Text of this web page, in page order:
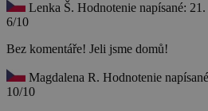
Lenka Š. Hodnotenie napísané:
6/10
Bez komentáře! Jeli jsme domů!
Magdalena R. Hodnotenie
10/10